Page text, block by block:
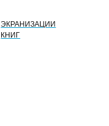
ЭКРАНИЗАЦИИ
КНИГ